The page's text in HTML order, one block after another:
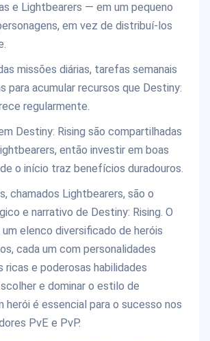
e Lightbearers — em um pequeno
em vez de distribuí-los
missões diárias, tarefas semanais
para acumular recursos que Destiny:
regularmente.
Destiny: Rising são compartilhadas
então investir em boas
o início traz benefícios duradouros.
chamados Lightbearers, são o
e narrativo de Destiny: Rising. O
elenco diversificado de heróis
cada um com personalidades
ricas e poderosas habilidades
e dominar o estilo de
herói é essencial para o sucesso nos
PvE e PvP.